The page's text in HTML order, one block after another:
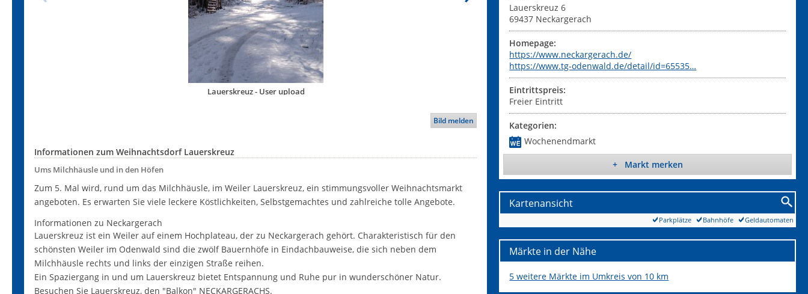
Lauerskreuz - User upload
Bild melden
Informationen zum Weihnachtsdorf Lauerskreuz
Ums Milchhäusle und in den Höfen
Zum 5. Mal wird, rund um das Milchhäusle, im Weiler Lauerskreuz, ein stimmungsvoller Weihnachtsmarkt
angeboten. Es erwarten Sie viele leckere Köstlichkeiten, Selbstgemachtes und zahlreiche tolle Angebote.
Informationen zu Neckargerach
Lauerskreuz ist ein Weiler auf einem Hochplateau, der zu Neckargerach gehört. Charakteristisch für den
schönsten Weiler im Odenwald sind die zwölf Bauernhöfe in Eindachbauweise, die sich neben dem
Milchhäusle rechts und links der einzigen Straße reihen.
Ein Spaziergang in und um Lauerskreuz bietet Entspannung und Ruhe pur in wunderschöner Natur.
Besuchen Sie Lauerskreuz, den "Balkon" NECKARGERACHS.
Lauerskreuz 6
69437 Neckargerach
Homepage:
https://www.neckargerach.de/
https://www.tg-odenwald.de/detail/id=65535…
Eintrittspreis:
Freier Eintritt
Kategorien:
Wochenendmarkt
+ Markt merken
Kartenansicht
Geldautomaten
Bahnhöfe
Parkplätze
Märkte in der Nähe
5 weitere Märkte im Umkreis von 10 km